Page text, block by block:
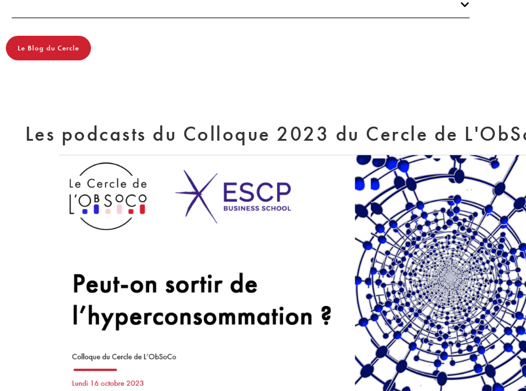
Le Blog du Cercle
Les podcasts du Colloque 2023 du Cercle de